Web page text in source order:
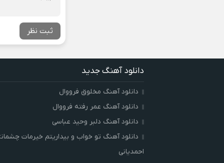
ثبت نظر
دانلود آهنگ جدید
دانلود آهنگ مخلوق فرووال
دانلود آهنگ عمر رفته فرووال
دانلود آهنگ دلبر وحید عباسی
دانلود آهنگ تو خواب و بیداریتم خیرمات
احمدیانی